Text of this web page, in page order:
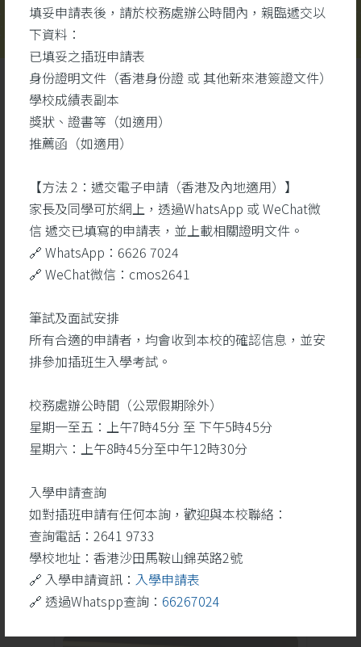
學生成就 更多
26
聖詠團於藝韻盃2026奪
一等奬
學校活動
填妥申請表後，請於校務處辦公時間內，親臨遞交以
下資料：
已填妥之插班申請表
身份證明文件（香港身份證 或 其他新來港簽證文件）
學校成績表副本
獎狀、證書等（如適用）
推薦函（如適用）
【方法 2：遞交電子申請（香港及內地適用）】
家長及同學可於網上，透過WhatsApp 或 WeChat微
信 遞交已填寫的申請表，並上載相關證明文件。
🔗 WhatsApp：6626 7024
🔗 WeChat微信：cmos2641
筆試及面試安排
所有合適的申請者，均會收到本校的確認信息，並安
排參加插班生入學考試。
校務處辦公時間（公眾假期除外）
星期一至五：上午7時45分 至 下午5時45分
星期六：上午8時45分至中午12時30分
入學申請查詢
如對插班申請有任何本詢，歡迎與本校聯絡：
查詢電話：2641 9733
學校地址：香港沙田馬鞍山錦英路2號
🔗 入學申請資訊： 入學申請表
🔗 透過Whatspp查詢： 66267024